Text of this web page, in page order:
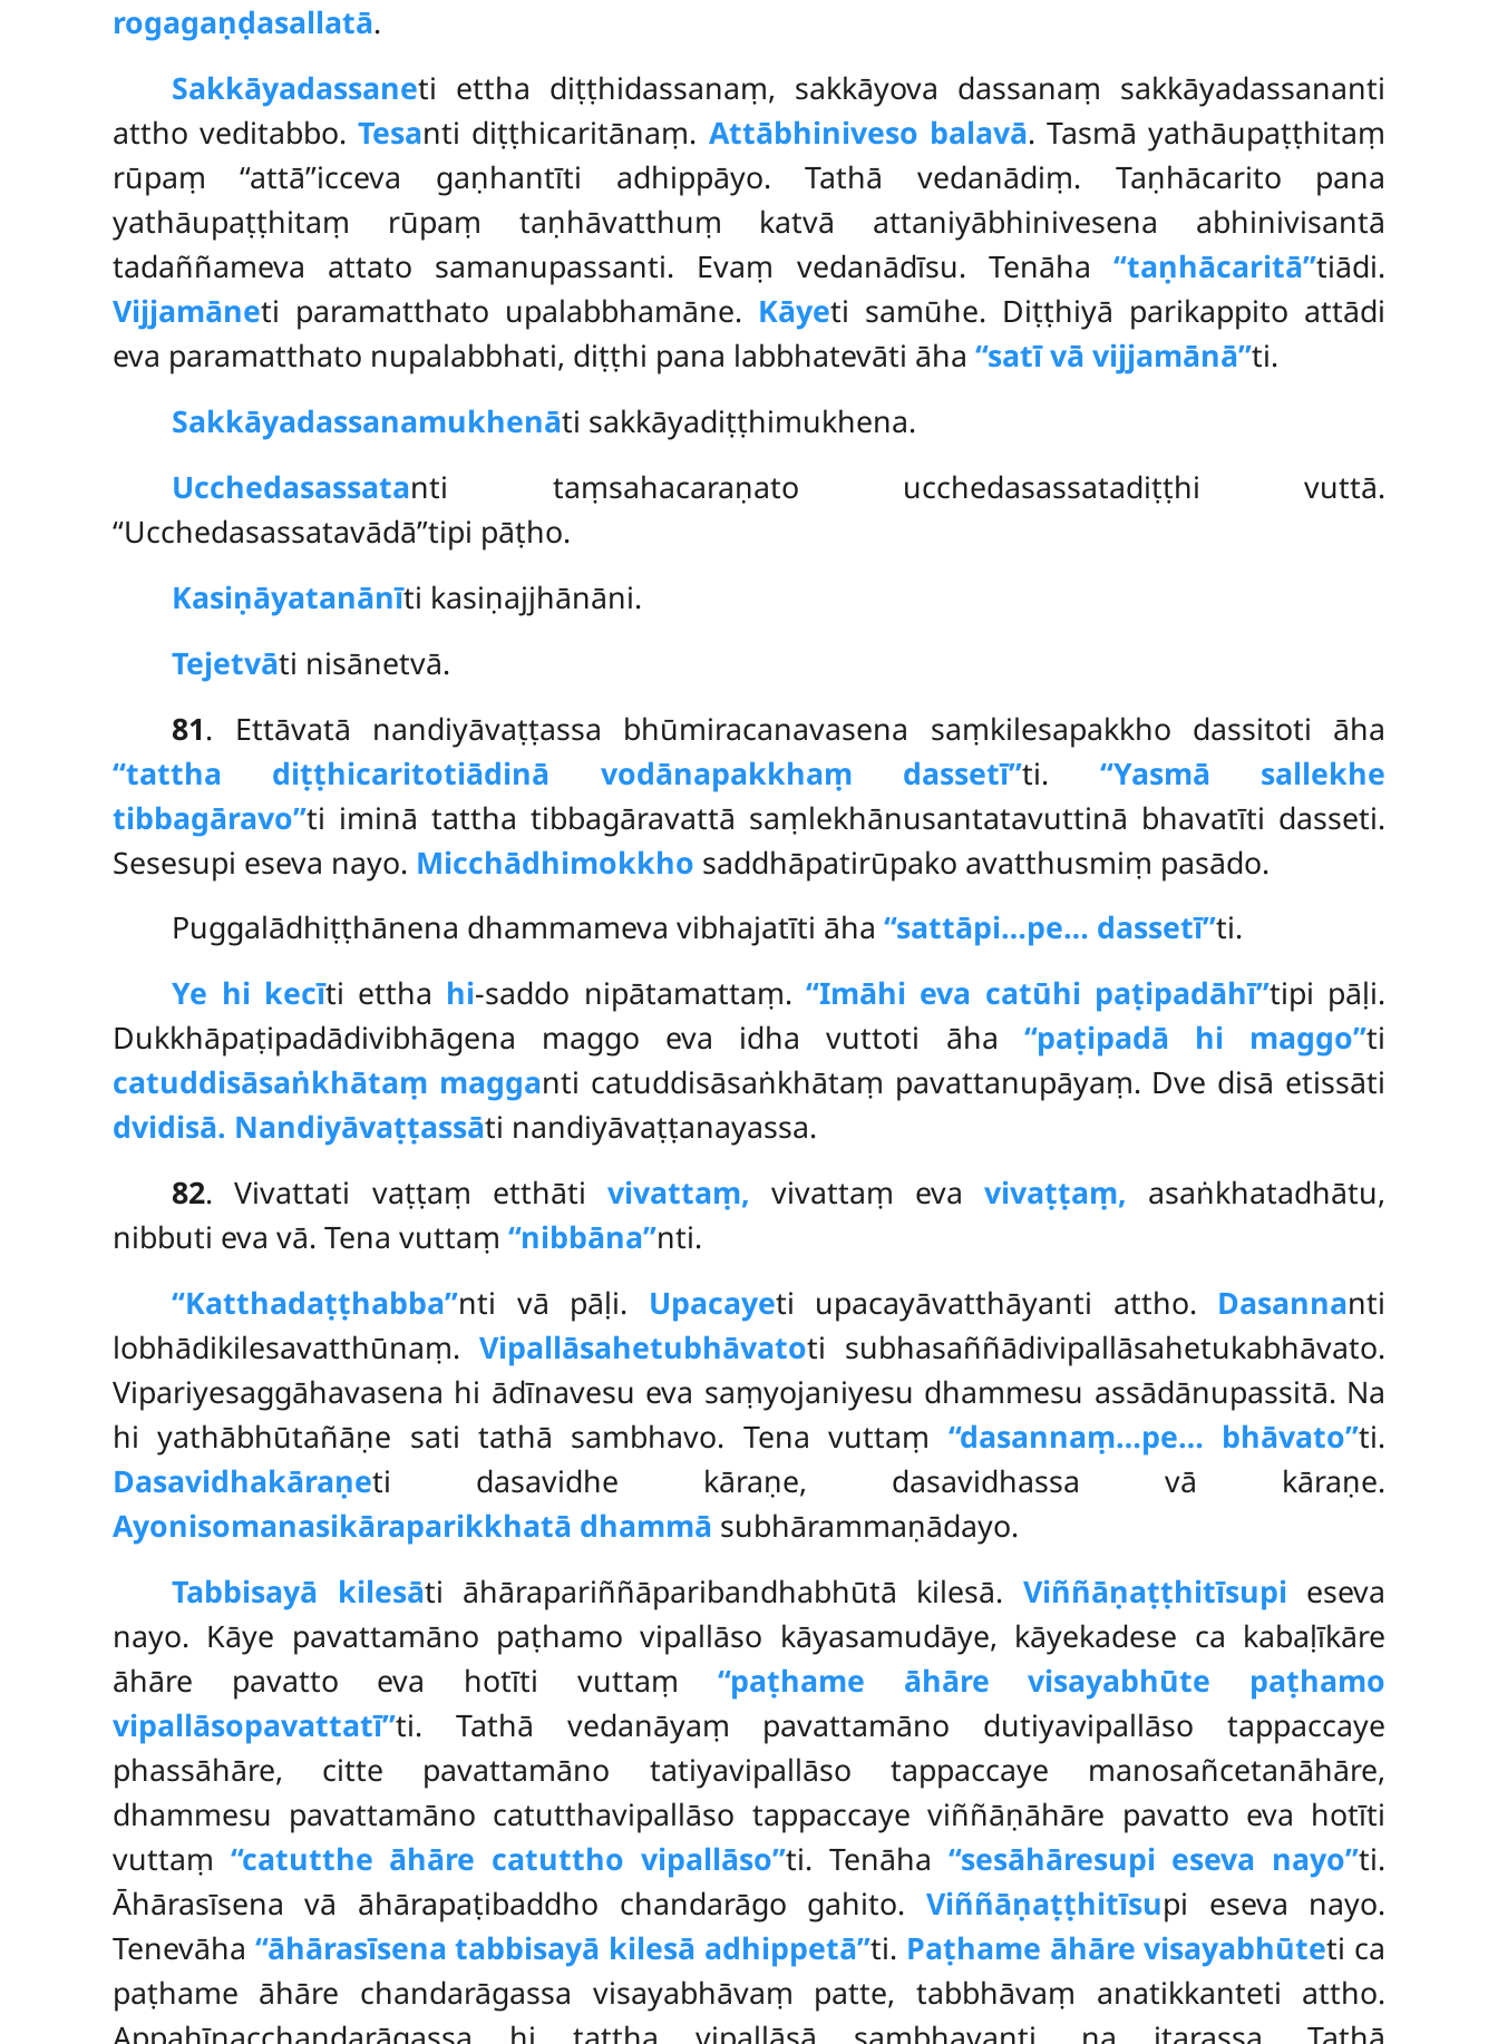
rogagaṇḍasallatā.
Sakkāyadassaneti ettha diṭṭhidassanaṃ, sakkāyova dassanaṃ sakkāyadassananti
attho veditabbo.Tesanti diṭṭhicaritānaṃ. Attābhiniveso balavā. Tasmā yathāupaṭṭhitaṃ
rūpaṃ ‘‘attā’’icceva gaṇhantīti adhippāyo. Tathā vedanādiṃ. Taṇhācarito pana
yathāupaṭṭhitaṃ rūpaṃ taṇhāvatthuṃ katvā attaniyābhinivesena abhinivisantā
tadaññameva attato samanupassanti. Evaṃ vedanādīsu. Tenāha‘‘taṇhācaritā’’tiādi.
Vijjamāneti paramatthato upalabbhamāne. Kāyeti samūhe. Diṭṭhiyā parikappito attādi
eva paramatthato nupalabbhati, diṭṭhi pana labbhatevāti āha ‘‘satī vā vijjamānā’’ti.
Sakkāyadassanamukhenāti sakkāyadiṭṭhimukhena.
Ucchedasassatanti taṃsahacaraṇato ucchedasassatadiṭṭhi vuttā.
‘‘Ucchedasassatavādā’’tipi pāṭho.
Kasiṇāyatanānīti kasiṇajjhānāni.
Tejetvāti nisānetvā.
81. Ettāvatā nandiyāvaṭṭassa bhūmiracanavasena saṃkilesapakkho dassitoti āha
‘‘tattha diṭṭhicaritotiādinā vodānapakkhaṃ dassetī’’ti. ‘‘Yasmā sallekhe
tibbagāravo’’ti iminā tattha tibbagāravattā saṃlekhānusantatavuttinā bhavatīti dasseti.
Sesesupi eseva nayo. Micchādhimokkho saddhāpatirūpako avatthusmiṃ pasādo.
Puggalādhiṭṭhānena dhammameva vibhajatīti āha‘‘sattāpi…pe… dassetī’’ti.
Ye hi kecīti ettha hi-saddo nipātamattaṃ.‘‘Imāhi eva catūhi paṭipadāhī’’tipi pāḷi.
Dukkhāpaṭipadādivibhāgena maggo eva idha vuttoti āha ‘‘paṭipadā hi maggo’’ti
catuddisāsaṅkhātaṃ magganti catuddisāsaṅkhātaṃ pavattanupāyaṃ. Dve disā etissāti
dvidisā. Nandiyāvaṭṭassāti nandiyāvaṭṭanayassa.
82. Vivattati vaṭṭaṃ etthāti vivattaṃ, vivattaṃ evavivaṭṭaṃ, asaṅkhatadhātu,
nibbuti eva vā. Tena vuttaṃ ‘‘nibbāna’’nti.
‘‘Katthadaṭṭhabba’’nti vā pāḷi. Upacayeti upacayāvatthāyanti attho. Dasannanti
lobhādikilesavatthūnaṃ. Vipallāsahetubhāvatoti subhasaññādivipallāsahetukabhāvato.
Vipariyesaggāhavasena hi ādīnavesu eva saṃyojaniyesu dhammesu assādānupassitā. Na
hi yathābhūtañāṇe sati tathā sambhavo. Tena vuttaṃ ‘‘dasannaṃ…pe… bhāvato’’ti.
Dasavidhakāraṇeti dasavidhe kāraṇe, dasavidhassa vā kāraṇe.
Ayonisomanasikāraparikkhatā dhammā subhārammaṇādayo.
Tabbisayā kilesāti āhārapariññāparibandhabhūtā kilesā. Viññāṇaṭṭhitīsupi eseva
nayo. Kāye pavattamāno paṭhamo vipallāso kāyasamudāye, kāyekadese ca kabaḷīkāre
āhāre pavatto eva hotīti vuttaṃ ‘‘paṭhame āhāre visayabhūte paṭhamo
vipallāsopavattatī’’ti. Tathā vedanāyaṃ pavattamāno dutiyavipallāso tappaccaye
phassāhāre, citte pavattamāno tatiyavipallāso tappaccaye manosañcetanāhāre,
dhammesu pavattamāno catutthavipallāso tappaccaye viññāṇāhāre pavatto eva hotīti
vuttaṃ ‘‘catutthe āhāre catuttho vipallāso’’ti. Tenāha ‘‘sesāhāresupi eseva nayo’’ti.
Āhārasīsena vā āhārapaṭibaddho chandarāgo gahito. Viññāṇaṭṭhitīsupi eseva nayo.
Tenevāha ‘‘āhārasīsena tabbisayā kilesā adhippetā’’ti. Paṭhame āhāre visayabhūteti ca
paṭhame āhāre chandarāgassa visayabhāvaṃ patte, tabbhāvaṃ anatikkanteti attho.